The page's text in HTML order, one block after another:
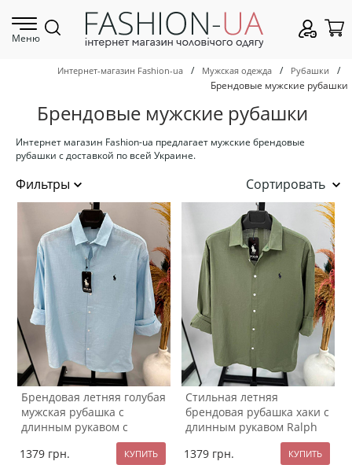
Меню
Интернет-магазин Fashion-ua / Мужская одежда / Рубашки
/
Брендовые мужские рубашки
Брендовые мужские рубашки
Интернет магазин Fashion-ua предлагает мужские брендовые
рубашки с доставкой по всей Украине.
Сортировать
Брендовая летняя голубая
мужская рубашка с
длинным рукавом с
белыми пуговицами
Р-1593
1379 грн.
Стильная летняя
брендовая рубашка хаки с
длинным рукавом Ralph
1379 грн.